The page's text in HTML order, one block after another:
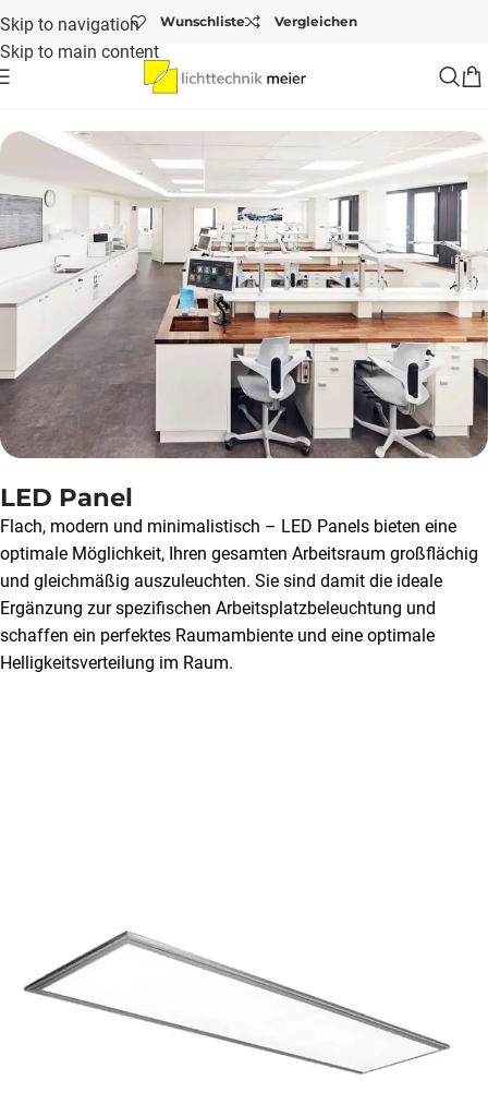
Skip to navigation
Skip to main content
Wunschliste Vergleichen
Allgemeinbeleuchtung
LED Panel
Flach, modern und minimalistisch – LED Panels bieten eine
optimale Möglichkeit, Ihren gesamten Arbeitsraum großflächig
und gleichmäßig auszuleuchten. Sie sind damit die ideale
Ergänzung zur spezifischen Arbeitsplatzbeleuchtung und
schaffen ein perfektes Raumambiente und eine optimale
Helligkeitsverteilung im Raum.